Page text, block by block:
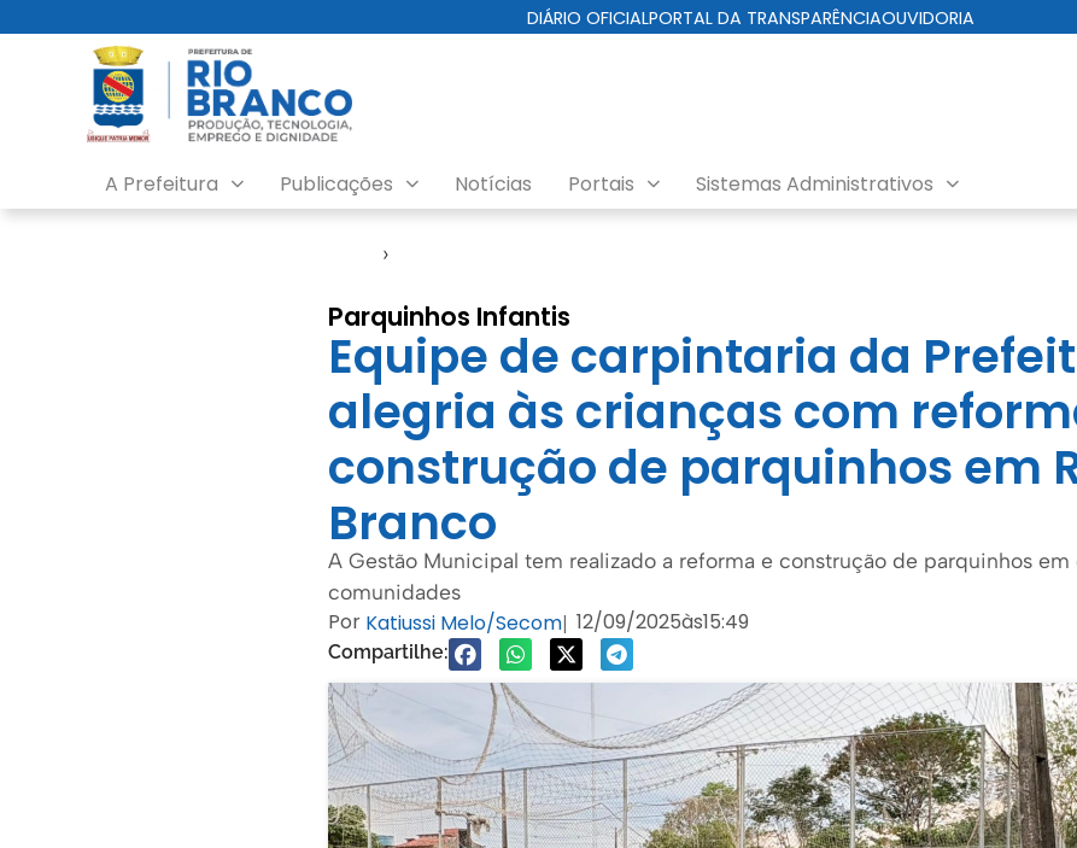
DIÁRIO OFICIALPORTAL DA TRANSPARÊNCIAOUVIDORIA
A Prefeitura Publicações Notícias Portais Sistemas Administrativos
›
Parquinhos Infantis
Equipe de carpintaria da
alegria às crianças com
construção de parquinhos em
Branco
A Gestão Municipal tem realizado a reforma e construção de parquinhos em
comunidades
Por Katiussi Melo/Secom| 12/09/2025às15:49
Compartilhe: